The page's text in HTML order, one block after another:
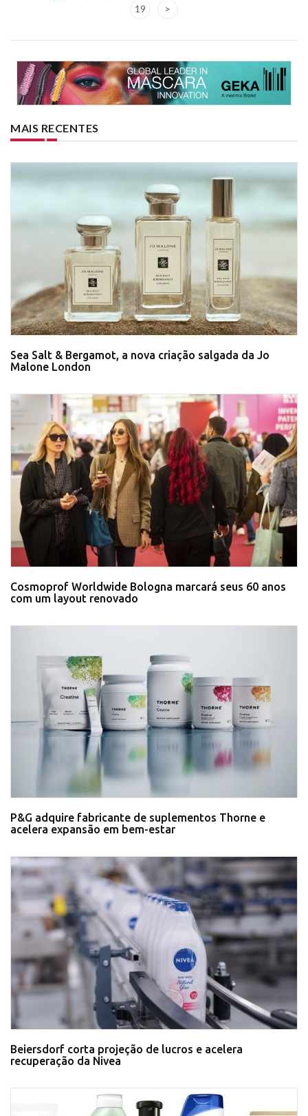
19
>
MAIS RECENTES
Sea Salt & Bergamot, a nova criação salgada da Jo
Malone London
Cosmoprof Worldwide Bologna marcará seus 60 anos
com um layout renovado
P&G adquire fabricante de suplementos Thorne e
acelera expansão em bem-estar
Beiersdorf corta projeção de lucros e acelera
recuperação da Nivea